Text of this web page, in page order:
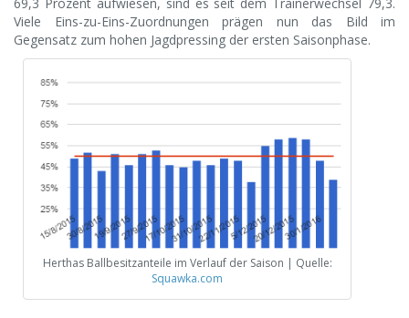
Viele Eins-zu-Eins-Zuordnungen prägen nun das Bild im
Gegensatz zum hohen Jagdpressing der ersten Saisonphase.
Herthas Ballbesitzanteile im Verlauf der Saison | Quelle:
Squawka.com